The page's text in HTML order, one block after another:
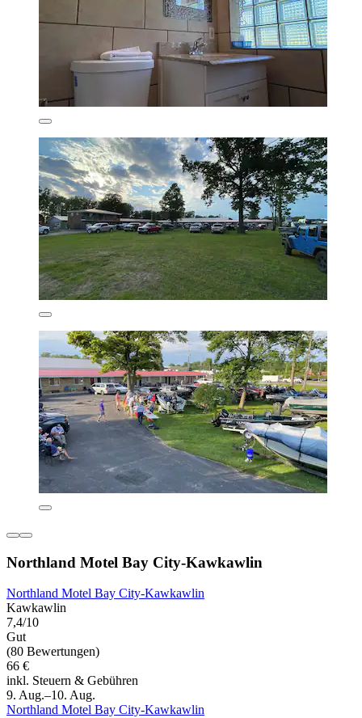
Northland Motel Bay City-Kawkawlin
Northland Motel Bay City-Kawkawlin
Kawkawlin
7,4/10
Gut
(80 Bewertungen)
66 €
inkl. Steuern & Gebühren
9. Aug.–10. Aug.
Northland Motel Bay City-Kawkawlin